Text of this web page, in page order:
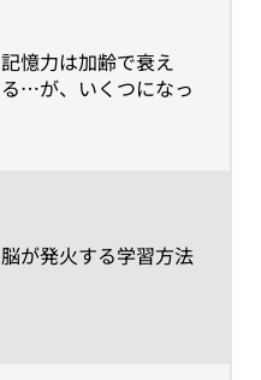
​記憶力は加齢で衰え
る…が、いくつになっ
​脳が発火する学習方法